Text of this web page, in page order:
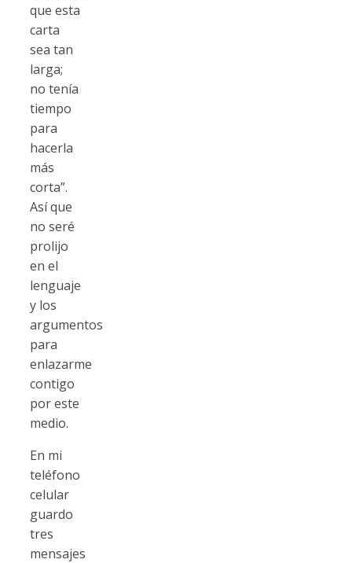
que esta
carta
sea tan
larga;
no tenía
tiempo
para
hacerla
más
corta”.
Así que
no seré
prolijo
en el
lenguaje
y los
argumentos
para
enlazarme
contigo
por este
medio.
En mi
teléfono
celular
guardo
tres
mensajes